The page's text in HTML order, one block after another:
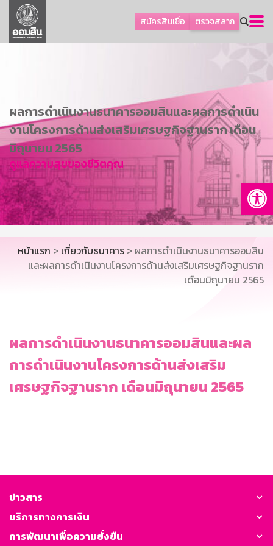
สมัครสินเชื่อ ตรวจสลาก
ลูกค้าธุรกิจ
ลูกค้าผู้ประกอบรายย่อย
เกี่ยวกับธนาคาร
การพัฒนาที่ยั่งยืน
ข่าวสาร
บริการทางการเงิน
อื่นๆ
ติดต่อเรา
บริการออนไลน์
TH
EN
GSB Society
ผลการดำเนินงานธนาคารออมสินและผลการดำเนิน
งานโครงการด้านส่งเสริมเศรษฐกิจฐานราก เดือน
มิถุนายน 2565
ดูแลความสุขของชีวิตคุณ
หน้าแรก > เกี่ยวกับธนาคาร > ผลการดำเนินงานธนาคารออมสิน
และผลการดำเนินงานโครงการด้านส่งเสริมเศรษฐกิจฐานราก
เดือนมิถุนายน 2565
ผลการดำเนินงานธนาคารออมสินและผล
การดำเนินงานโครงการด้านส่งเสริม
เศรษฐกิจฐานราก เดือนมิถุนายน 2565
ข่าวสาร
บริการทางการเงิน
การพัฒนาเพื่อความยั่งยืน